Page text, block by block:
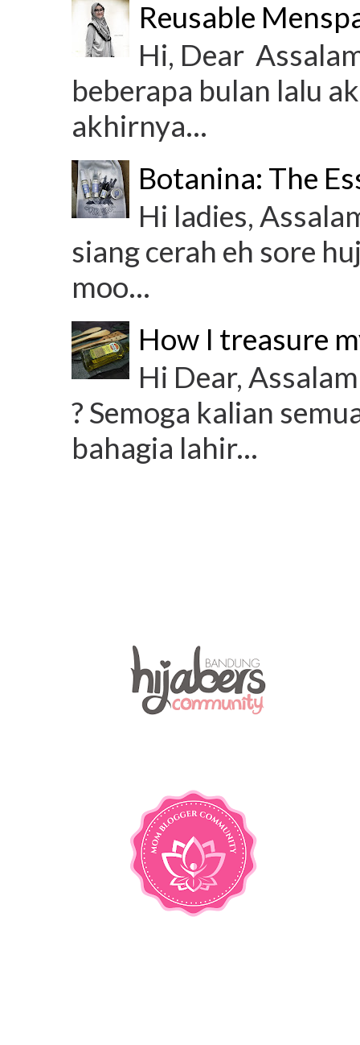
Reusable
Hi, Dear
beberapa bulan lalu
akhirnya...
Botanina: The
Hi ladies,
siang cerah eh sore
moo...
How I treasure
Hi Dear,
? Semoga kalian
bahagia lahir...